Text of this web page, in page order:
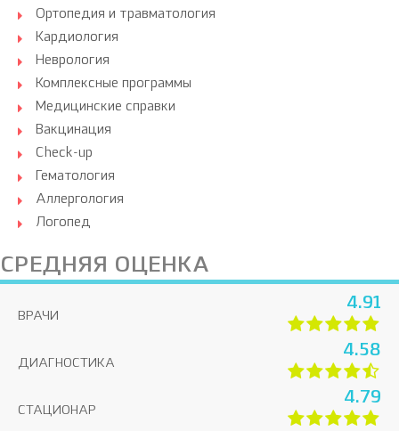
Ортопедия и травматология
Кардиология
Неврология
Комплексные программы
Медицинские справки
Вакцинация
Check-up
Гематология
Аллергология
Логопед
СРЕДНЯЯ ОЦЕНКА
ВРАЧИ
4.91
ДИАГНОСТИКА
4.58
СТАЦИОНАР
4.79